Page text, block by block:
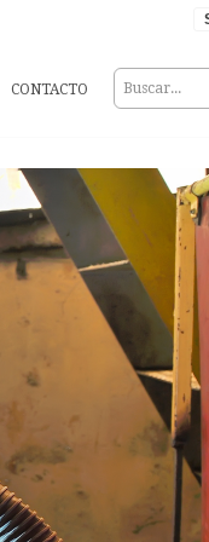
CONTACTO